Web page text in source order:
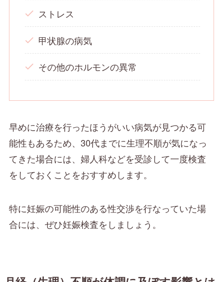
ストレス
甲状腺の病気
その他のホルモンの異常
早めに治療を行ったほうがいい病気が見つかる可
能性もあるため、30代までに生理不順が気になっ
てきた場合には、婦人科などを受診して一度検査
をしておくことをおすすめします。
特に妊娠の可能性のある性交渉を行なっていた場
合には、ぜひ妊娠検査をしましょう。